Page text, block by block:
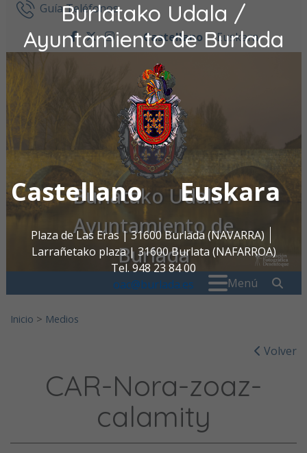
Burlatako Udala /
Ayuntamiento de Burlada
Castellano Euskara
Plaza de Las Eras | 31600 Burlada (NAVARRA)
Larrañetako plaza | 31600 Burlata (NAFARROA)
Tel. 948 23 84 00
oac@burlada.es
Ir al contenidoGuía Teléfonos
facebook
twitter
instagram
Castellano Euskara
Burlatako Udala /
Ayuntamiento de
Burlada
Menú
Inicio > Medios
Volver
CAR-Nora-zoaz-
calamity